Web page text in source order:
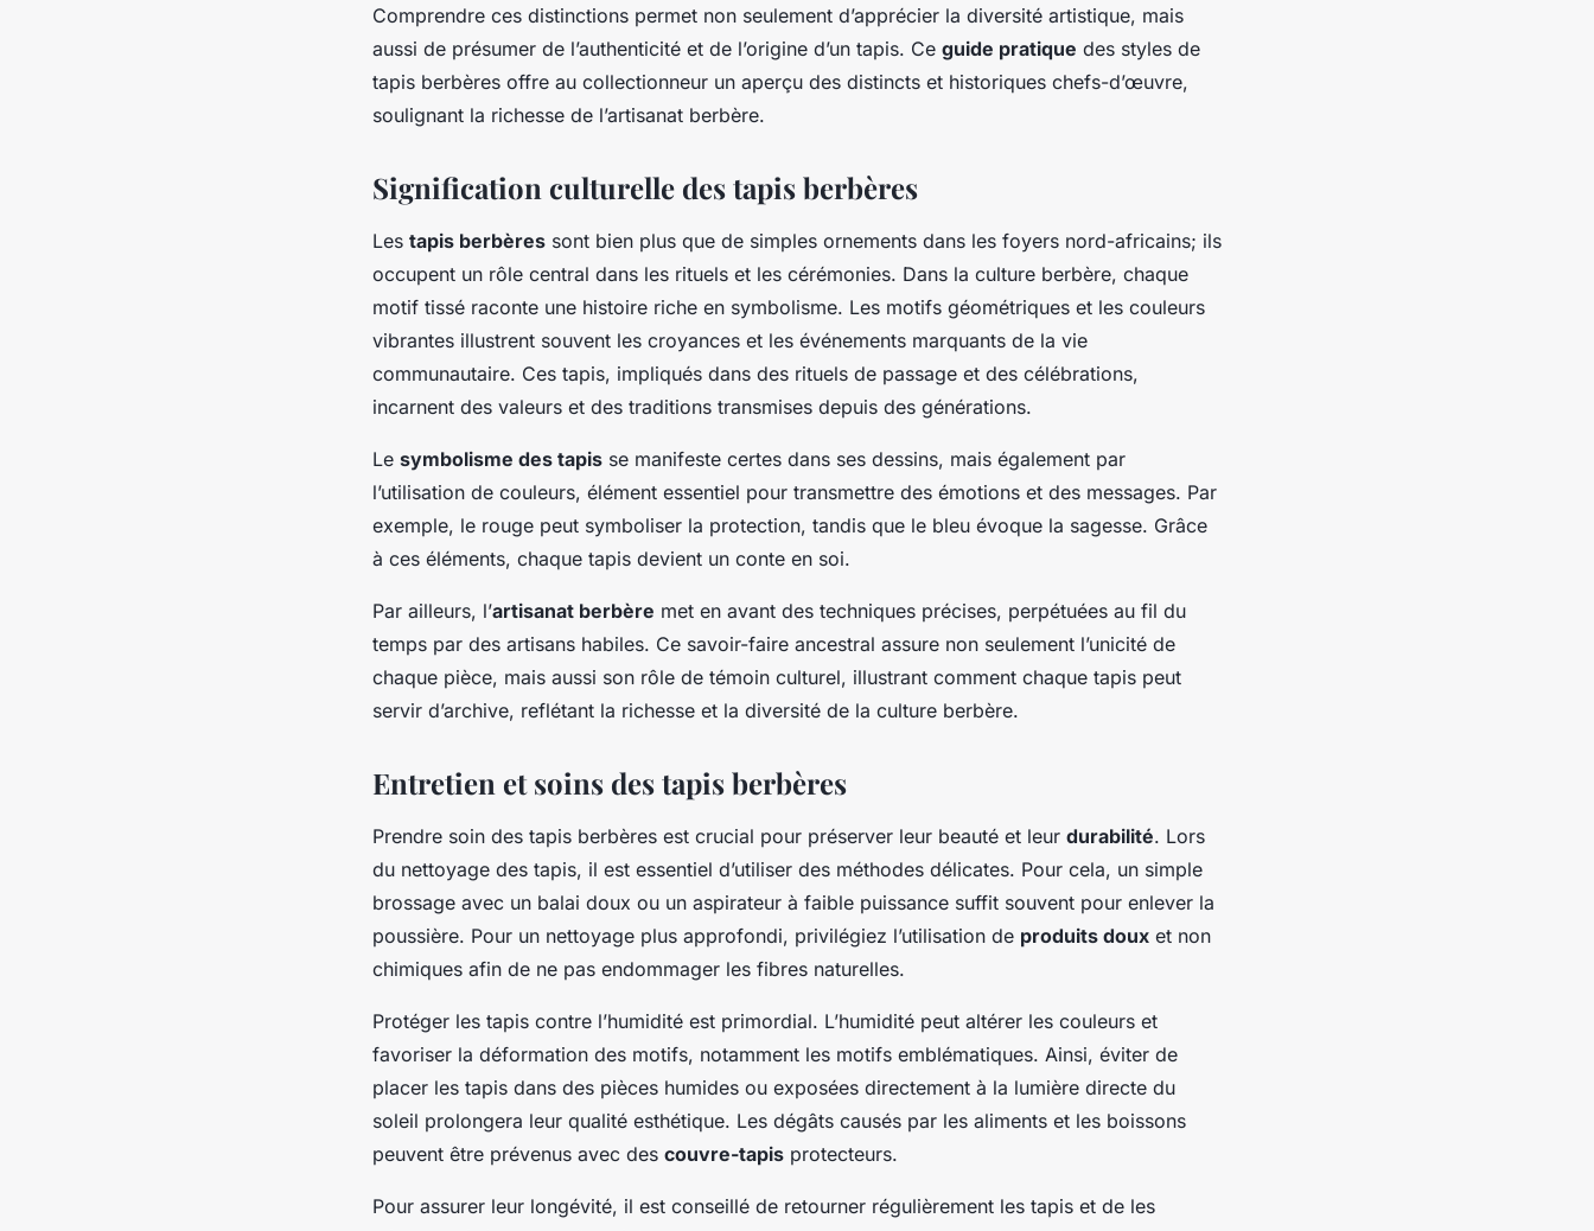
Comprendre ces distinctions permet non seulement d’apprécier la diversité artistique, mais
aussi de présumer de l’authenticité et de l’origine d’un tapis. Ce guide pratique des styles de
tapis berbères offre au collectionneur un aperçu des distincts et historiques chefs-d’œuvre,
soulignant la richesse de l’artisanat berbère.
Signification culturelle des tapis berbères
Les tapis berbères sont bien plus que de simples ornements dans les foyers nord-africains; ils
occupent un rôle central dans les rituels et les cérémonies. Dans la culture berbère, chaque
motif tissé raconte une histoire riche en symbolisme. Les motifs géométriques et les couleurs
vibrantes illustrent souvent les croyances et les événements marquants de la vie
communautaire. Ces tapis, impliqués dans des rituels de passage et des célébrations,
incarnent des valeurs et des traditions transmises depuis des générations.
Le symbolisme des tapis se manifeste certes dans ses dessins, mais également par
l’utilisation de couleurs, élément essentiel pour transmettre des émotions et des messages. Par
exemple, le rouge peut symboliser la protection, tandis que le bleu évoque la sagesse. Grâce
à ces éléments, chaque tapis devient un conte en soi.
Par ailleurs, l’artisanat berbère met en avant des techniques précises, perpétuées au fil du
temps par des artisans habiles. Ce savoir-faire ancestral assure non seulement l’unicité de
chaque pièce, mais aussi son rôle de témoin culturel, illustrant comment chaque tapis peut
servir d’archive, reflétant la richesse et la diversité de la culture berbère.
Entretien et soins des tapis berbères
Prendre soin des tapis berbères est crucial pour préserver leur beauté et leur durabilité. Lors
du nettoyage des tapis, il est essentiel d’utiliser des méthodes délicates. Pour cela, un simple
brossage avec un balai doux ou un aspirateur à faible puissance suffit souvent pour enlever la
poussière. Pour un nettoyage plus approfondi, privilégiez l’utilisation de produits doux et non
chimiques afin de ne pas endommager les fibres naturelles.
Protéger les tapis contre l’humidité est primordial. L’humidité peut altérer les couleurs et
favoriser la déformation des motifs, notamment les motifs emblématiques. Ainsi, éviter de
placer les tapis dans des pièces humides ou exposées directement à la lumière directe du
soleil prolongera leur qualité esthétique. Les dégâts causés par les aliments et les boissons
peuvent être prévenus avec des couvre-tapis protecteurs.
Pour assurer leur longévité, il est conseillé de retourner régulièrement les tapis et de les